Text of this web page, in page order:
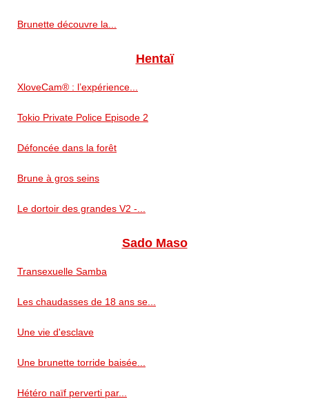
Brunette découvre la...
Hentaï
XloveCam® : l’expérience...
Tokio Private Police Episode 2
Défoncée dans la forêt
Brune à gros seins
Le dortoir des grandes V2 -...
Sado Maso
Transexuelle Samba
Les chaudasses de 18 ans se...
Une vie d'esclave
Une brunette torride baisée...
Hétéro naïf perverti par...